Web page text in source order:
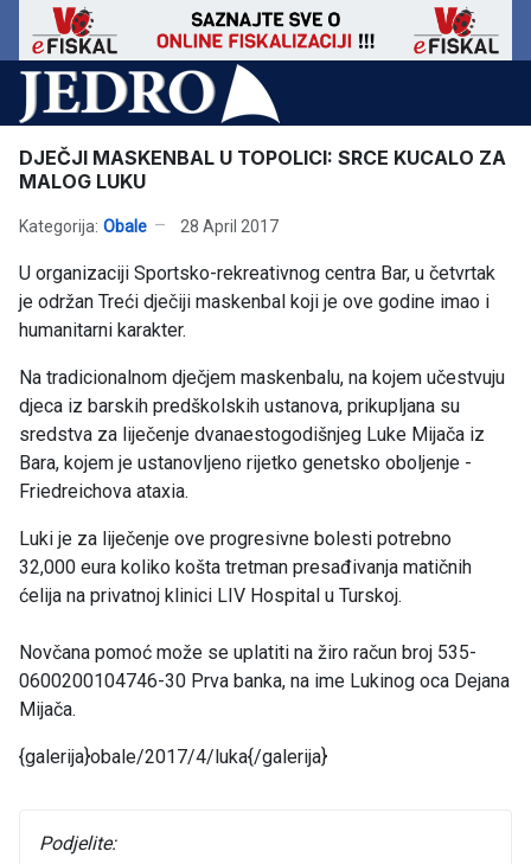
DJEČJI MASKENBAL U TOPOLICI: SRCE KUCALO ZA
MALOG LUKU
Kategorija: Obale 28 April 2017
U organizaciji Sportsko-rekreativnog centra Bar, u četvrtak
je održan Treći dječiji maskenbal koji je ove godine imao i
humanitarni karakter.
Na tradicionalnom dječjem maskenbalu, na kojem učestvuju
djeca iz barskih predškolskih ustanova, prikupljana su
sredstva za liječenje dvanaestogodišnjeg Luke Mijača iz
Bara, kojem je ustanovljeno rijetko genetsko oboljenje -
Friedreichova ataxia.
Luki je za liječenje ove progresivne bolesti potrebno
32,000 eura koliko košta tretman presađivanja matičnih
ćelija na privatnoj klinici LIV Hospital u Turskoj.
Novčana pomoć može se uplatiti na žiro račun broj 535-
0600200104746-30 Prva banka, na ime Lukinog oca Dejana
Mijača.
{galerija}obale/2017/4/luka{/galerija}
Podjelite: